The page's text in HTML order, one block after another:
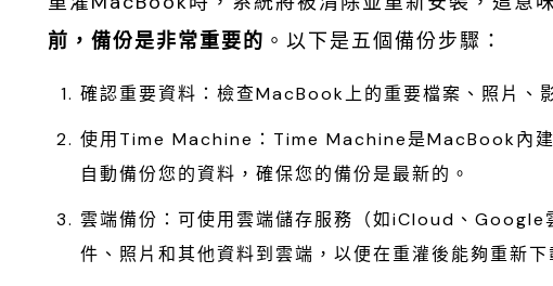
前，備份是非常重要的 。以下是五個備份步驟：
確認重要資料：檢查MacBook上的重要檔案、照片、
使用Time Machine：Time Machine是MacBook內
自動備份您的資料，確保您的備份是最新的。
雲端備份：可使用雲端儲存服務（如iCloud、
件、照片和其他資料到雲端，以便在重灌後能夠重新下